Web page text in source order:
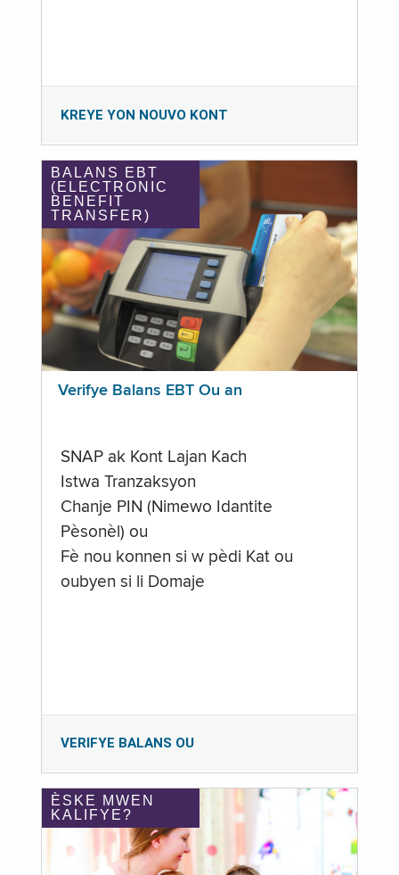
KREYE YON NOUVO KONT
BALANS EBT
(ELECTRONIC
BENEFIT
TRANSFER)
Verifye Balans EBT Ou an
SNAP ak Kont Lajan Kach
Istwa Tranzaksyon
Chanje PIN (Nimewo Idantite
Pèsonèl) ou
Fè nou konnen si w pèdi Kat ou
oubyen si li Domaje
VERIFYE BALANS OU
ÈSKE MWEN
KALIFYE?